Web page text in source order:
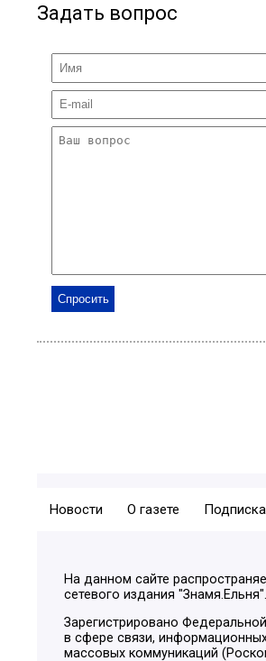
Задать вопрос
Новости О газете Подписка
На данном сайте
сетевого издания "Знамя.Ельня".
Зарегистрировано
в сфере связи,
массовых коммуникаций